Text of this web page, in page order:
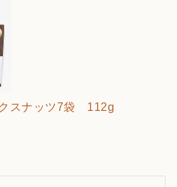
スナッツ7袋 112g